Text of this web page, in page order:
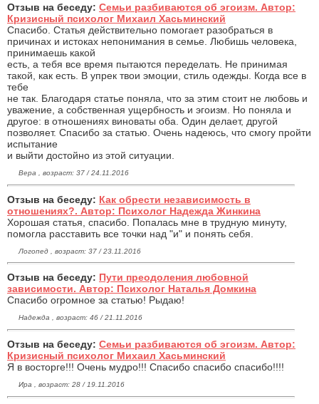
Отзыв на беседу: Семьи разбиваются об эгоизм. Автор:
Кризисный психолог Михаил Хасьминский
Спасибо. Статья действительно помогает разобраться в
причинах и истоках непонимания в семье. Любишь человека,
принимаешь какой
есть, а тебя все время пытаются переделать. Не принимая
такой, как есть. В упрек твои эмоции, стиль одежды. Когда все в
тебе
не так. Благодаря статье поняла, что за этим стоит не любовь и
уважение, а собственная ущербность и эгоизм. Но поняла и
другое: в отношениях виноваты оба. Один делает, другой
позволяет. Спасибо за статью. Очень надеюсь, что смогу пройти
испытание
и выйти достойно из этой ситуации.
Вера , возраст: 37 / 24.11.2016
Отзыв на беседу: Как обрести независимость в
отношениях?. Автор: Психолог Надежда Жинкина
Хорошая статья, спасибо. Попалась мне в трудную минуту,
помогла расставить все точки над "и" и понять себя.
Логопед , возраст: 37 / 23.11.2016
Отзыв на беседу: Пути преодоления любовной
зависимости. Автор: Психолог Наталья Домкина
Спасибо огромное за статью! Рыдаю!
Надежда , возраст: 46 / 21.11.2016
Отзыв на беседу: Семьи разбиваются об эгоизм. Автор:
Кризисный психолог Михаил Хасьминский
Я в восторге!!! Очень мудро!!! Спасибо спасибо спасибо!!!!
Ира , возраст: 28 / 19.11.2016